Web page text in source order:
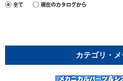
カテゴリ・メ